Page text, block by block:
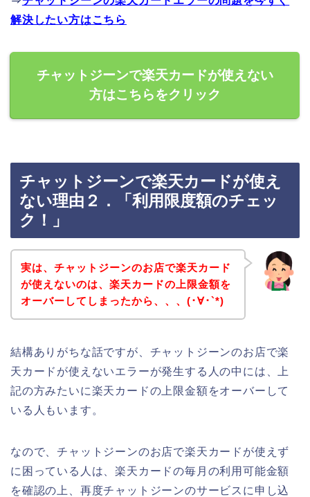
解決したい方はこちら
チャットジーンで楽天カードが使えない
方はこちらをクリック
チャットジーンで楽天カードが使え
ない理由２．「利用限度額のチェッ
ク！」
実は、チャットジーンのお店で楽天カード
が使えないのは、楽天カードの上限金額を
オーバーしてしまったから、、、(･∀･`*)
結構ありがちな話ですが、チャットジーンのお店で楽
天カードが使えないエラーが発生する人の中には、上
記の方みたいに楽天カードの上限金額をオーバーして
いる人もいます。
なので、チャットジーンのお店で楽天カードが使えず
に困っている人は、楽天カードの毎月の利用可能金額
を確認の上、再度チャットジーンのサービスに申し込